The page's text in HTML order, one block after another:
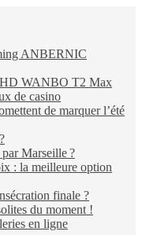
ANBERNIC
HD WANBO T2 Max
de casino
de marquer l’été
Marseille ?
: la meilleure option
finale ?
du moment !
en ligne